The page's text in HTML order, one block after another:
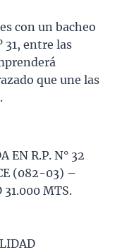
con un bacheo
31, entre las
que une las
EN R.P. N° 32
(082-03) –
31.000 MTS.